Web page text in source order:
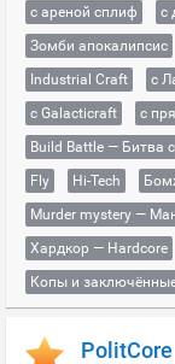
с ареной сплиф
с
Зомби апокалипсис
Industrial Craft
с
с Galacticraft
с
Build Battle — Битва
Fly
Hi-Tech
Murder mystery —
Хардкор — Hardcore
Копы и
PolitCore